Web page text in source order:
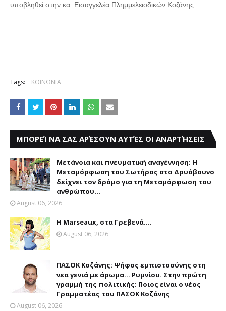
υποβληθεί στην κα. Εισαγγελέα Πλημμελειοδικών Κοζάνης.
Tags: ΚΟΙΝΩΝΙΑ
ΜΠΟΡΕΊ ΝΑ ΣΑΣ ΑΡΈΣΟΥΝ ΑΥΤΈΣ ΟΙ ΑΝΑΡΤΉΣΕΙΣ
Μετάνοια και πνευματική αναγέννηση: Η
Μεταμόρφωση του Σωτήρος στο Δρυόβουνο
δείχνει τον δρόμο για τη Μεταμόρφωση του
ανθρώπου...
August 06, 2026
Η Marseaux, στα Γρεβενά….
August 06, 2026
ΠΑΣΟΚ Κοζάνης: Ψήφος εμπιστοσύνης στη
νεα γενιά με άρωμα... Ρυμνίου. Στην πρώτη
γραμμή της πολιτικής: Ποιος είναι ο νέος
Γραμματέας του ΠΑΣΟΚ Κοζάνης
August 06, 2026